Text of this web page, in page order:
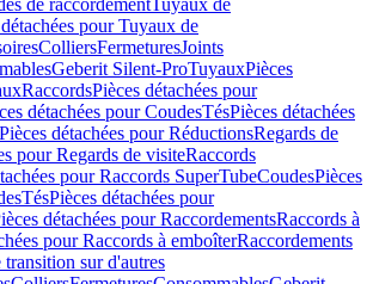
de raccordementTuyaux de
pour Tuyaux de
ColliersFermeturesJoints
Geberit Silent-ProTuyauxPièces
RaccordsPièces détachées pour
détachées pour CoudesTésPièces détachées
Pièces détachées pour RéductionsRegards de
pour Regards de visiteRaccords
pour Raccords SuperTubeCoudesPièces
TésPièces détachées pour
détachées pour RaccordementsRaccords à
pour Raccords à emboîterRaccordements
transition sur d'autres